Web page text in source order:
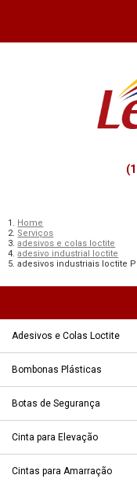
Home
Serviços
adesivos e colas loctite
adesivo industrial loctite
adesivos industriais loctite
Adesivos e Colas Loctite
Bombonas Plásticas
Botas de Segurança
Cinta para Elevação
Cintas para Amarração